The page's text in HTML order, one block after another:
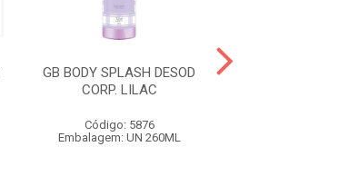
GB BODY SPLASH DESOD
CORP. LILAC
Código: 5876
Embalagem: UN 260ML